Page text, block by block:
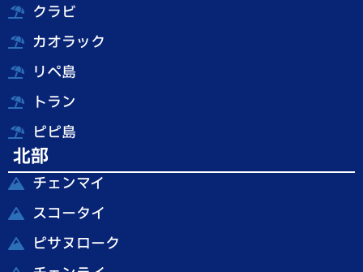
クラビ
カオラック
リペ島
トラン
ピピ島
北部
チェンマイ
スコータイ
ピサヌローク